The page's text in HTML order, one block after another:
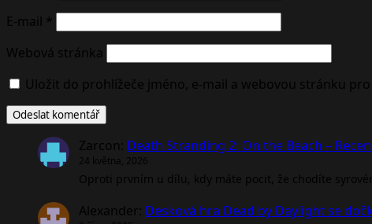
E-mail *
Webová stránka
Uložit do prohlížeče jméno, e-mail a webovou stránku
Zarcon: Death Stranding 2: On the Beach –
24 května, 2026
Oproti prvním u dílu, kdy máte pocit, že chodíte
Alexander: Desková hra Dead by Daylight se